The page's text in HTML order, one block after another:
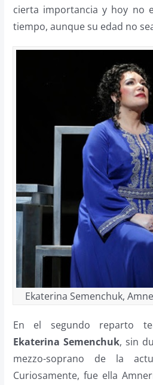
cierta importancia y hoy no
tiempo, aunque su edad no
Ekaterina Semenchuk,
En el segundo reparto
Ekaterina Semenchuk, sin
mezzo-soprano de la
Curiosamente, fue ella